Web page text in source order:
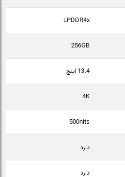
LPDDR4x
256GB
13.4 اینچ
4K
500nits
دارد
دارد